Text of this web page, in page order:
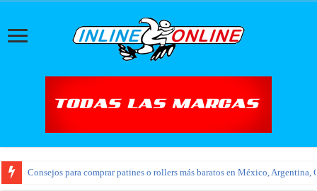
Consejos para comprar patines o rollers más baratos en México, Argentina,